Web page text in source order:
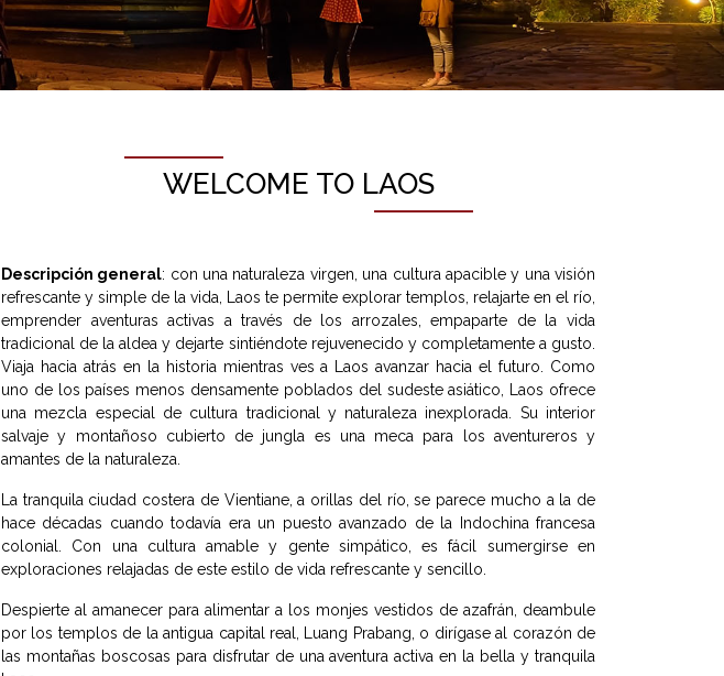
WELCOME TO LAOS
Descripción general: con una naturaleza virgen, una cultura apacible y una visión
refrescante y simple de la vida, Laos te permite explorar templos, relajarte en el río,
emprender aventuras activas a través de los arrozales, empaparte de la vida
tradicional de la aldea y dejarte sintiéndote rejuvenecido y completamente a gusto.
Viaja hacia atrás en la historia mientras ves a Laos avanzar hacia el futuro. Como
uno de los países menos densamente poblados del sudeste asiático, Laos ofrece
una mezcla especial de cultura tradicional y naturaleza inexplorada. Su interior
salvaje y montañoso cubierto de jungla es una meca para los aventureros y
amantes de la naturaleza.
La tranquila ciudad costera de Vientiane, a orillas del río, se parece mucho a la de
hace décadas cuando todavía era un puesto avanzado de la Indochina francesa
colonial. Con una cultura amable y gente simpático, es fácil sumergirse en
exploraciones relajadas de este estilo de vida refrescante y sencillo.
Despierte al amanecer para alimentar a los monjes vestidos de azafrán, deambule
por los templos de la antigua capital real, Luang Prabang, o dirígase al corazón de
las montañas boscosas para disfrutar de una aventura activa en la bella y tranquila